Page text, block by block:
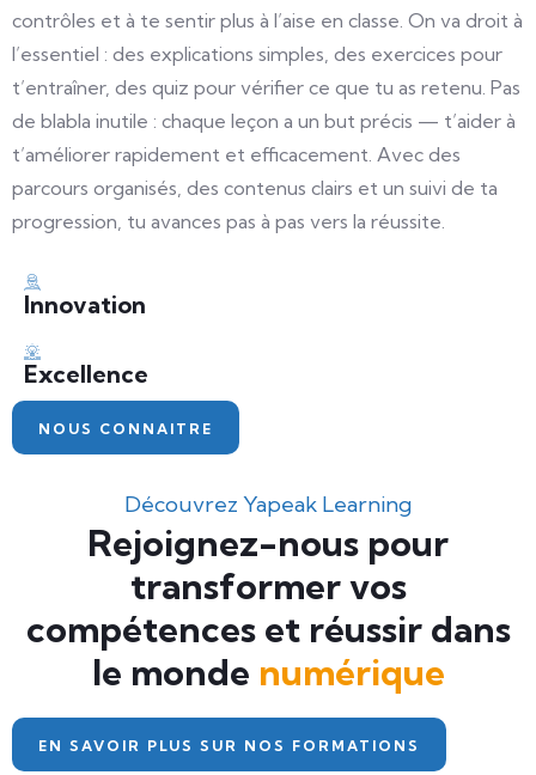
contrôles et à te sentir plus à l’aise en classe. On va droit à
l’essentiel : des explications simples, des exercices pour
t’entraîner, des quiz pour vérifier ce que tu as retenu. Pas
de blabla inutile : chaque leçon a un but précis — t’aider à
t’améliorer rapidement et efficacement. Avec des
parcours organisés, des contenus clairs et un suivi de ta
progression, tu avances pas à pas vers la réussite.
Innovation
Excellence
NOUS CONNAITRE
Découvrez Yapeak Learning
Rejoignez-nous pour
transformer vos
compétences et réussir dans
le monde numérique
EN SAVOIR PLUS SUR NOS FORMATIONS